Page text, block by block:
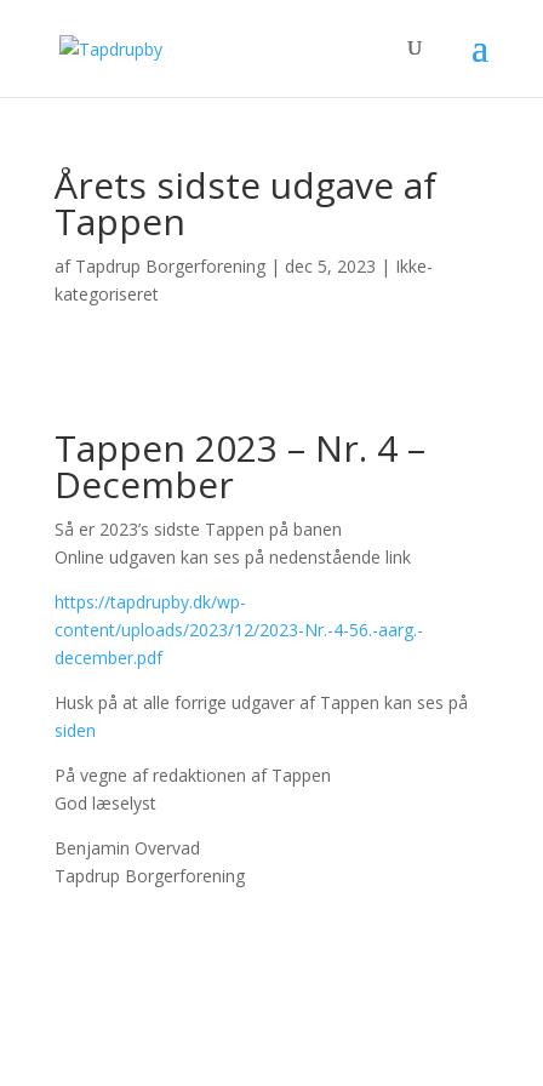
Årets sidste udgave af
Tappen
af Tapdrup Borgerforening| dec 5, 2023 | Ikke-
kategoriseret
Tappen 2023 – Nr. 4 –
December
Så er 2023’s sidste Tappen på banen
Online udgaven kan ses på nedenstående link
https://tapdrupby.dk/wp-
content/uploads/2023/12/2023-Nr.-4-56.-aarg.-
december.pdf
Husk på at alle forrige udgaver af Tappen kan ses på
siden
På vegne af redaktionen af Tappen
God læselyst
Benjamin Overvad
Tapdrup Borgerforening